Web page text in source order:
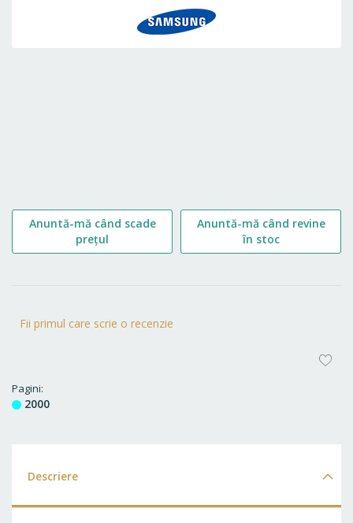
Fii primul care scrie o recenzie
Pagini
2000
Anuntă-mă când scade
prețul
Anuntă-mă când revine
în stoc
Descriere